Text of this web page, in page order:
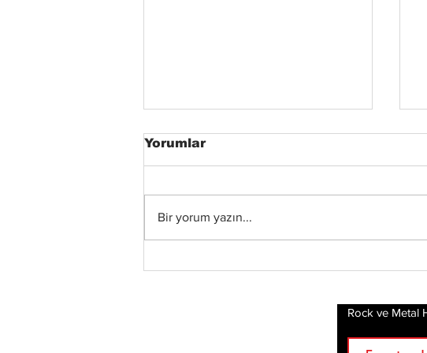
Song”u İçeren Kısa Film
Yorumlar
Bir yorum yazın...
Rock ve Metal